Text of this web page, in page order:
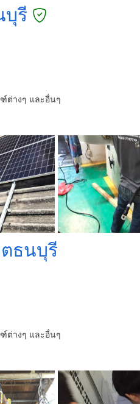
รี
ต่างๆ และอื่นๆ
ธนบุรี
ต่างๆ และอื่นๆ